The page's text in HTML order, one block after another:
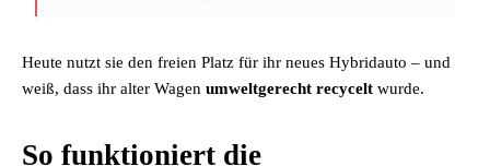
Heute nutzt sie den freien Platz für ihr neues Hybridauto – und
weiß, dass ihr alter Wagen umweltgerecht recycelt wurde.
So funktioniert die